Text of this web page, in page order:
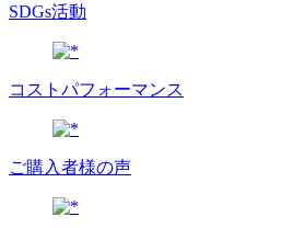
SDGs活動
コストパフォーマンス
ご購入者様の声